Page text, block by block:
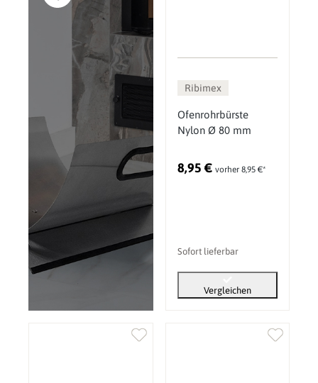
Ribimex
Ofenrohrbürste
Nylon Ø 80 mm
8,95 € vorher 8,95 €*
Sofort lieferbar
Vergleichen